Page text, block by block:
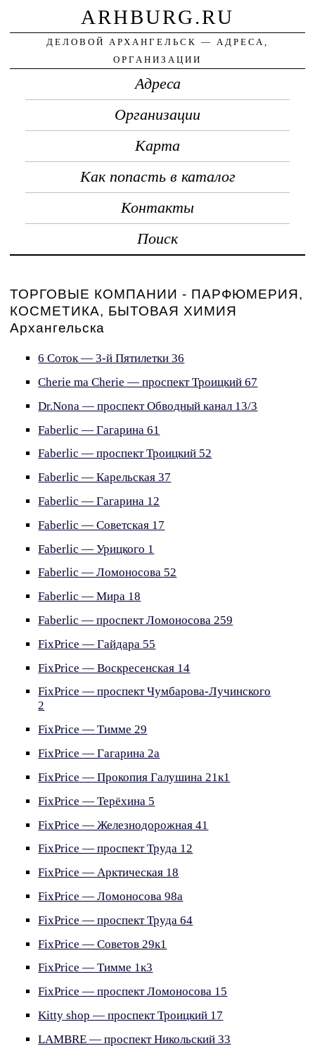
ARHBURG.RU
ДЕЛОВОЙ АРХАНГЕЛЬСК — АДРЕСА,
ОРГАНИЗАЦИИ
Адреса
Организации
Карта
Как попасть в каталог
Контакты
Поиск
ТОРГОВЫЕ КОМПАНИИ - ПАРФЮМЕРИЯ,
КОСМЕТИКА, БЫТОВАЯ ХИМИЯ
Архангельска
6 Соток — 3-й Пятилетки 36
Cherie ma Cherie — проспект Троицкий 67
Dr.Nona — проспект Обводный канал 13/3
Faberlic — Гагарина 61
Faberlic — проспект Троицкий 52
Faberlic — Карельская 37
Faberlic — Гагарина 12
Faberlic — Советская 17
Faberlic — Урицкого 1
Faberlic — Ломоносова 52
Faberlic — Мира 18
Faberlic — проспект Ломоносова 259
FixPrice — Гайдара 55
FixPrice — Воскресенская 14
FixPrice — проспект Чумбарова-Лучинского
2
FixPrice — Тимме 29
FixPrice — Гагарина 2а
FixPrice — Прокопия Галушина 21к1
FixPrice — Терёхина 5
FixPrice — Железнодорожная 41
FixPrice — проспект Труда 12
FixPrice — Арктическая 18
FixPrice — Ломоносова 98а
FixPrice — проспект Труда 64
FixPrice — Советов 29к1
FixPrice — Тимме 1к3
FixPrice — проспект Ломоносова 15
Kitty shop — проспект Троицкий 17
LAMBRE — проспект Никольский 33